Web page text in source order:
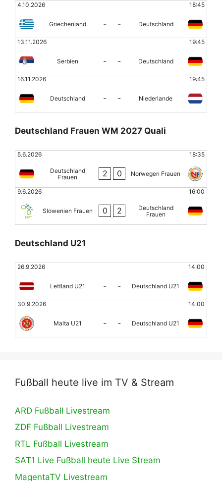
4.10.2026 18:45
Griechenland - - Deutschland
13.11.2026 19:45
Serbien - - Deutschland
16.11.2026 19:45
Deutschland - - Niederlande
Deutschland Frauen WM 2027 Quali
5.6.2026 18:35
Deutschland
Frauen
2 0 Norwegen Frauen
9.6.2026 16:00
Slowenien Frauen 0 2
Deutschland
Frauen
Deutschland U21
26.9.2026 14:00
Lettland U21 - - Deutschland U21
30.9.2026 14:00
Malta U21 - - Deutschland U21
Fußball heute live im TV & Stream
ARD Fußball Livestream
ZDF Fußball Livestream
RTL Fußball Livestream
SAT1 Live Fußball heute Live Stream
MagentaTV Livestream